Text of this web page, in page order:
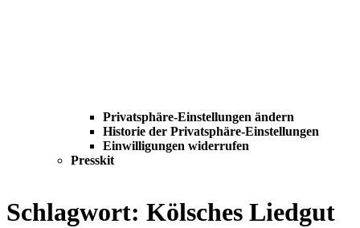
Privatsphäre-Einstellungen ändern
Historie der Privatsphäre-Einstellungen
Einwilligungen widerrufen
Presskit
Schlagwort: Kölsches Liedgut